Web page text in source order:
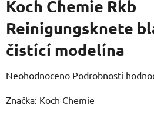
Koch Chemie Rkb
Reinigungsknete
čistící modelína
Průměrné
produktu
Neohodnoceno Podrobnosti
Značka: Koch Chemie